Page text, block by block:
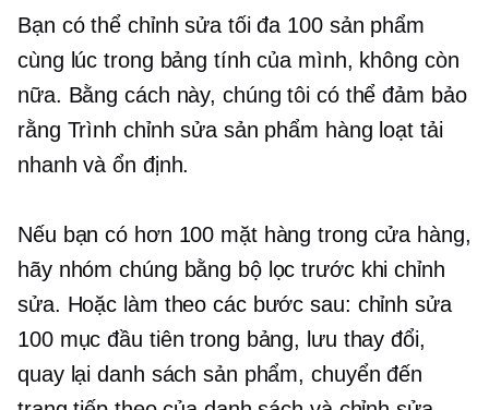
Bạn có thể chỉnh sửa tối đa 100 sản phẩm
cùng lúc trong bảng tính của mình, không còn
nữa. Bằng cách này, chúng tôi có thể đảm bảo
rằng Trình chỉnh sửa sản phẩm hàng loạt tải
nhanh và ổn định.
Nếu bạn có hơn 100 mặt hàng trong cửa hàng,
hãy nhóm chúng bằng bộ lọc trước khi chỉnh
sửa. Hoặc làm theo các bước sau: chỉnh sửa
100 mục đầu tiên trong bảng, lưu thay đổi,
quay lại danh sách sản phẩm, chuyển đến